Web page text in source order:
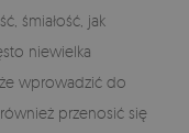
śmiałość, jak
niewielka
wprowadzić do
przenosić się